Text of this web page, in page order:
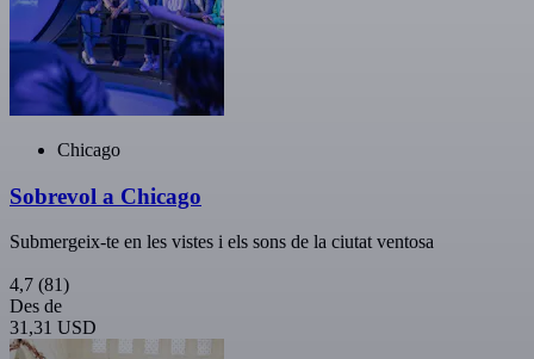
Chicago
Sobrevol a Chicago
Submergeix-te en les vistes i els sons de la ciutat ventosa
4,7 (81)
Des de
31,31 USD